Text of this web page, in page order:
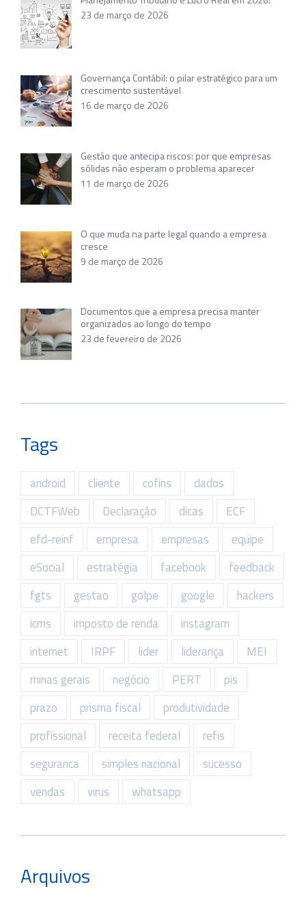
23 de março de 2026
Governança Contábil: o pilar estratégico para um
crescimento sustentável
16 de março de 2026
Gestão que antecipa riscos: por que empresas
sólidas não esperam o problema aparecer
11 de março de 2026
O que muda na parte legal quando a empresa
cresce
9 de março de 2026
Documentos que a empresa precisa manter
organizados ao longo do tempo
23 de fevereiro de 2026
Tags
android cliente cofins
dados
DCTFWeb
Declaração dicas
ECF
efd-reinf
empresa empresas
equipe
eSocial
estratégia facebook
feedback
fgts
gestao golpe google
hackers
icms
imposto de renda
instagram
internet
IRPF lider liderança
MEI
minas gerais
negócio PERT
pis
prazo
prisma fiscal
produtividade
profissional
receita federal
refis
seguranca
simples nacional
sucesso
vendas
virus whatsapp
Arquivos